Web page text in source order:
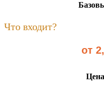
Что входит?
от